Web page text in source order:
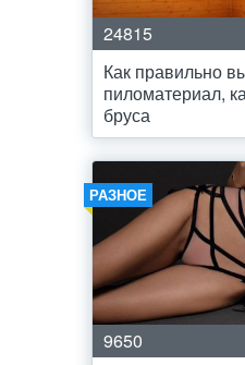
24815
Как правильно
пиломатериал,
бруса
РАЗНОЕ
9650